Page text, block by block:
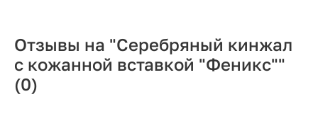
Отзывы на "Серебряный кинжал
с кожанной вставкой "Феникс""
(0)